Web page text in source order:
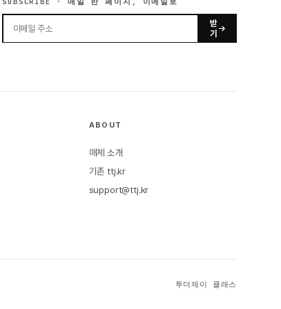
받
기
ABOUT
매체 소개
기존 ttj.kr
support@ttj.kr
투더제이 클래스